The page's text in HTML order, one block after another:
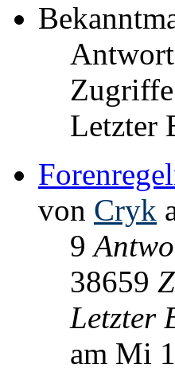
Zugriffe
Letzter
von Cryk
9
38659
Letzter
am Mi